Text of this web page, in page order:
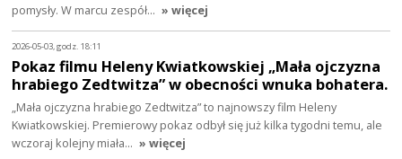
pomysły. W marcu zespół… » więcej
2026-05-03, godz. 18:11
Pokaz filmu Heleny Kwiatkowskiej „Mała ojczyzna
hrabiego Zedtwitza” w obecności wnuka bohatera.
„Mała ojczyzna hrabiego Zedtwitza” to najnowszy film Heleny
Kwiatkowskiej. Premierowy pokaz odbył się już kilka tygodni temu, ale
wczoraj kolejny miała… » więcej